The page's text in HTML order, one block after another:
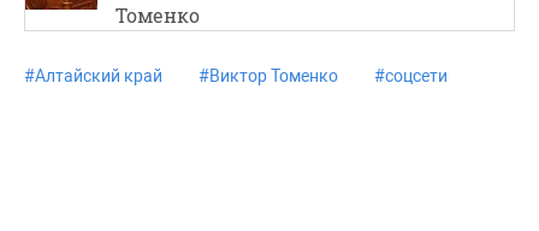
Томенко
#Алтайский край #Виктор Томенко #соцсети